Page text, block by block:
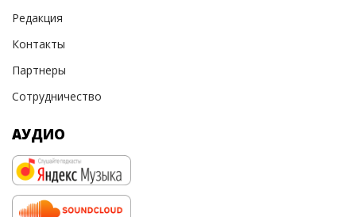
Редакция
Контакты
Партнеры
Сотрудничество
АУДИО